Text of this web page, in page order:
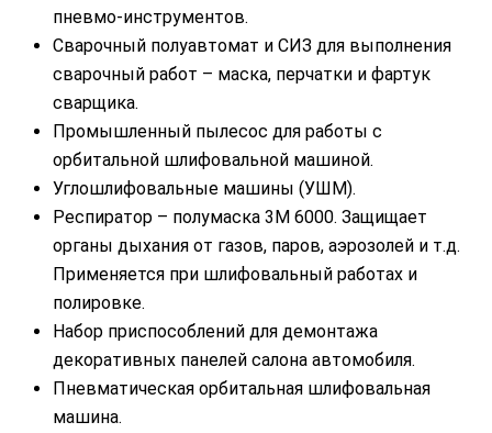
пневмо-инструментов.
Сварочный полуавтомат и СИЗ для выполнения
сварочный работ – маска, перчатки и фартук
сварщика.
Промышленный пылесос для работы с
орбитальной шлифовальной машиной.
Углошлифовальные машины (УШМ).
Респиратор – полумаска 3М 6000. Защищает
органы дыхания от газов, паров, аэрозолей и т.д.
Применяется при шлифовальный работах и
полировке.
Набор приспособлений для демонтажа
декоративных панелей салона автомобиля.
Пневматическая орбитальная шлифовальная
машина.